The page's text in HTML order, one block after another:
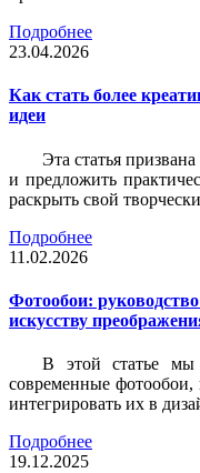
Подробнее
23.04.2026
Как стать более
идеи
Эта статья
и предложить
раскрыть свой
Подробнее
11.02.2026
Фотообои:
искусству
В этой статье мы
современные
интегрировать их в
Подробнее
19.12.2025